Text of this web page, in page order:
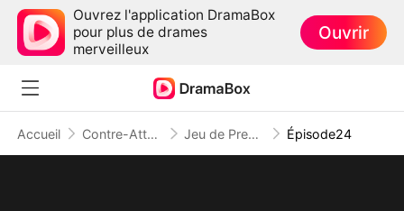
Ouvrez l'application DramaBox
pour plus de drames
merveilleux
Ouvrir
Accueil Contre-Attaque Jeu de Première : L'Art de la Revanche Épisode24